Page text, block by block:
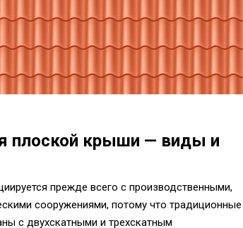
плоской крыши — виды и
прежде всего с производственными,
сооружениями, потому что традиционные
с двухскатными и трехскатным